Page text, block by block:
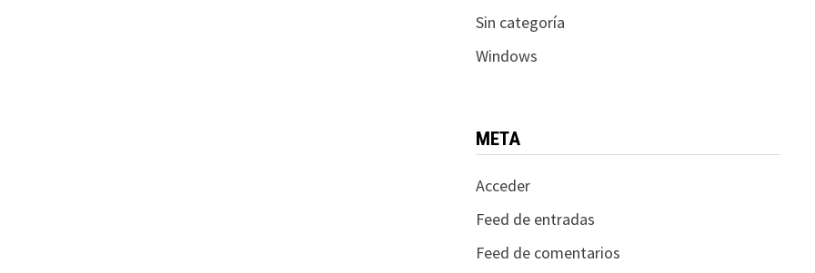
Sin categoría
Windows
META
Acceder
Feed de entradas
Feed de comentarios